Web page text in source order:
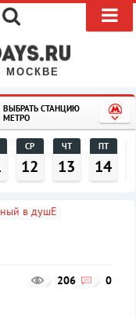
МОСКВЕ
ВЫБРАТЬ СТАНЦИЮ
МЕТРО
СР
12
ЧТ
13
ПТ
14
в душЕ
0
206